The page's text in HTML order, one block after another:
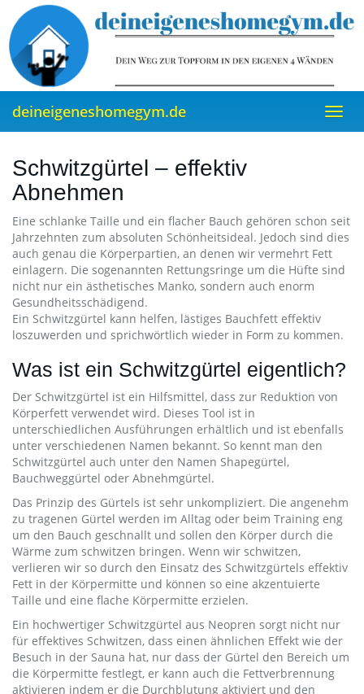
main
content
deineigeneshomegym.de
Schwitzgürtel – effektiv
Abnehmen
Eine schlanke Taille und ein flacher Bauch gehören schon seit
Jahrzehnten zum absoluten Schönheitsideal. Jedoch sind dies
auch genau die Körperpartien, an denen wir vermehrt Fett
einlagern. Die sogenannten Rettungsringe um die Hüfte sind
nicht nur ein ästhetisches Manko, sondern auch enorm
Gesundheitsschädigend.
Ein Schwitzgürtel kann helfen, lästiges Bauchfett effektiv
loszuwerden und sprichwörtlich wieder in Form zu kommen.
Was ist ein Schwitzgürtel eigentlich?
Der Schwitzgürtel ist ein Hilfsmittel, dass zur Reduktion von
Körperfett verwendet wird. Dieses Tool ist in
unterschiedlichen Ausführungen erhältlich und ist ebenfalls
unter verschiedenen Namen bekannt. So kennt man den
Schwitzgürtel auch unter den Namen Shapegürtel,
Bauchweggürtel oder Abnehmgürtel.
Das Prinzip des Gürtels ist sehr unkompliziert. Die angenehm
zu tragenen Gürtel werden im Alltag oder beim Training eng
um den Bauch geschnallt und sollen den Körper durch die
Wärme zum schwitzen bringen. Wenn wir schwitzen,
verlieren wir so durch den Einsatz des Schwitzgürtels effektiv
Fett in der Körpermitte und können so eine akzentuierte
Taille und eine flache Körpermitte erzielen.
Ein hochwertiger Schwitzgürtel aus Neopren sorgt nicht nur
für effektives Schwitzen, dass einen ähnlichen Effekt wie der
Besuch in der Sauna hat, nur dass der Gürtel den Bereich um
die Körpermitte festlegt, er kann auch die Fettverbrennung
aktivieren indem er die Durchblutung aktiviert und den